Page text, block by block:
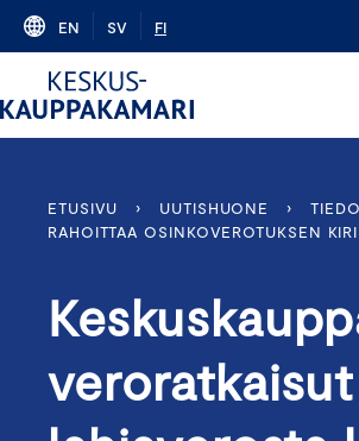
Skip
content
EN SV FI
ETUSIVU › UUTISHUONE ›
RAHOITTAA OSINKOVEROTUKSEN